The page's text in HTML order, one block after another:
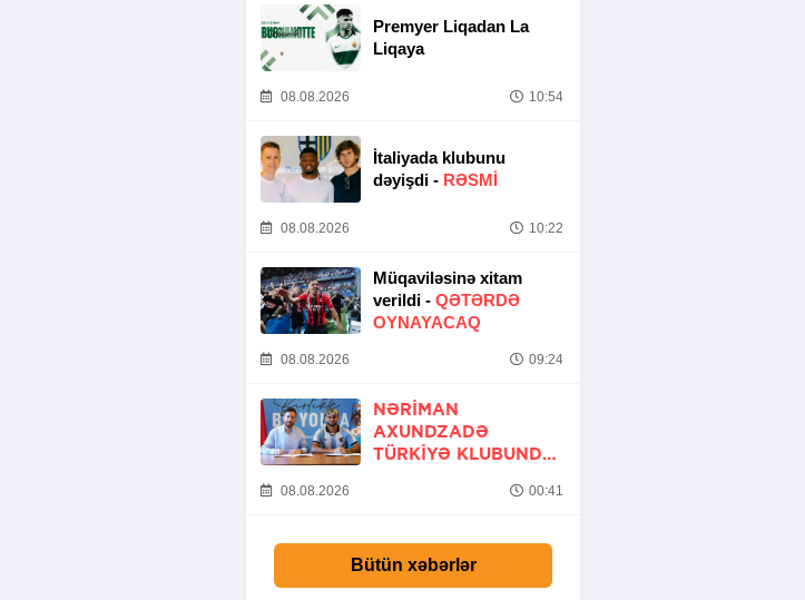
Premyer Liqadan La
Liqaya
08.08.2026 10:54
İtaliyada klubunu
dəyişdi - RƏSMİ
08.08.2026 10:22
Müqaviləsinə xitam
verildi - QƏTƏRDƏ
OYNAYACAQ
08.08.2026 09:24
NƏRIMAN
AXUNDZADƏ
TÜRKIYƏ KLUBUNDA
08.08.2026 00:41
Bütün xəbərlər